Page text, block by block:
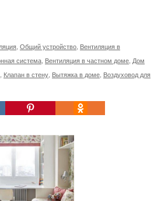
Общий устройство Вентиляция в
система Вентиляция в частном доме Дом
Клапан в стену Вытяжка в доме Воздуховод для